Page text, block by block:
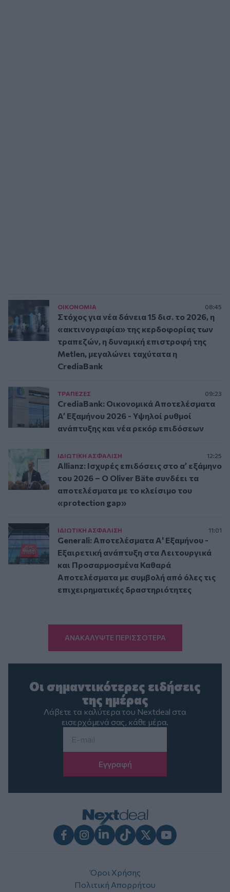
ΟΙΚΟΝΟΜΙΑ 08:45
Στόχος για νέα δάνεια 15 δισ. το 2026, η
«ακτινογραφία» της κερδοφορίας των
τραπεζών, η δυναμική επιστροφή της
Metlen, μεγαλώνει ταχύτατα η
CrediaBank
ΤΡAΠΕΖΕΣ 09:23
CrediaBank: Οικονομικά Αποτελέσματα
A’ Εξαμήνου 2026 - Υψηλοί ρυθμοί
ανάπτυξης και νέα ρεκόρ επιδόσεων
ΙΔΙΩΤΙΚΗ ΑΣΦAΛΙΣΗ 12:25
Allianz: Ισχυρές επιδόσεις στο α’ εξάμηνο
του 2026 – Ο Oliver Bäte συνδέει τα
αποτελέσματα με το κλείσιμο του
«protection gap»
ΙΔΙΩΤΙΚΗ ΑΣΦAΛΙΣΗ 11:01
Generali: Αποτελέσματα Α' Εξαμήνου -
Εξαιρετική ανάπτυξη στα Λειτουργικά
και Προσαρμοσμένα Καθαρά
Αποτελέσματα με συμβολή από όλες τις
επιχειρηματικές δραστηριότητες
ΑΝΑΚΑΛΥΨΤΕ ΠΕΡΙΣΣΟΤΕΡΑ
Οι σημαντικότερες ειδήσεις
της ημέρας
Λάβετε τα καλύτερα του Nextdeal στα
εισερχόμενά σας, κάθε μέρα.
Όροι Χρήσης
Πολιτική Απορρήτου